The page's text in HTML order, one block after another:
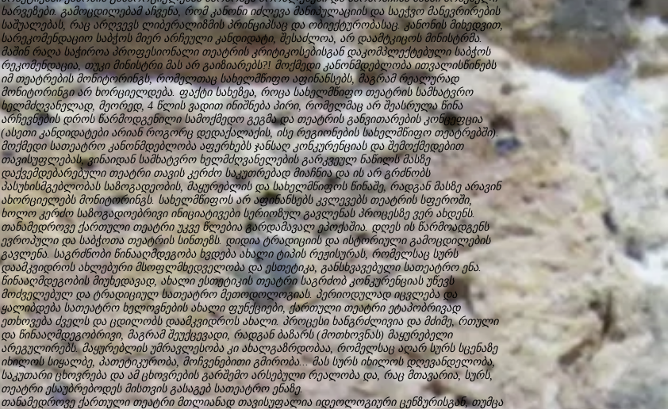
ხარვეზები. გამოცდილებამ აჩვენა, რომ კანონი იძლევა მანიპულაციის და საეჭვო მანევრირების
საშუალებას, რაც არღვევს ლიბერალიზმის პრინციპსაც და ობიექტურობასაც. კანონის მიხედვით,
სარეკომენდაციო საბჭოს მიერ არჩეული კანდიდატი, შესაძლოა, არ დაამტკიცოს მინისტრმა.
მაშინ რაღა საჭიროა პროფესიონალი თეატრის კრიტიკოსებისგან დაკომპლექტებული საბჭოს
რეკომენდაცია, თუკი მინისტრი მას არ გაიზიარებს?! მოქმედი კანონმდებლობა ითვალისწინებს
იმ თეატრების მონიტორინგს, რომელთაც სახელმწიფო აფინანსებს, მაგრამ რეალურად
მონიტორინგი არ ხორციელდება. ფაქტი სახეზეა, როცა სახელმწიფო თეატრის სამხატვრო
ხელმძღვანელად, მეორედ, 4 წლის ვადით ინიშნება პირი, რომელმაც არ შეასრულა წინა
არჩევნების დროს წარმოდგენილი სამოქმედო გეგმა და თეატრის განვითარების კონცეფცია
(ასეთი კანდიდატები არიან როგორც დედაქალაქის, ისე რეგიონების სახელმწიფო თეატრებში).
მოქმედი სათეატრო კანონმდებლობა აფერხებს ჯანსაღ კონკურენციას და შემოქმედებით
თავისუფლებას, ვინაიდან სამხატვრო ხელმძღვანელების გარკვეულ ნაწილს მასზე
დაქვემდებარებული თეატრი თავის კერძო საკუთრებად მიაჩნია და ის არ გრძნობს
პასუხისმგებლობას საზოგადეობის, მაყურებლის და სახელმწიფოს წინაშე, რადგან მასზე არავინ
ახორციელებს მონიტორინგს. სახელმწიფოს არ აფინანსებს კვლევებს თეატრის სფეროში,
ხოლო კერძო საზოგადოებრივი ინიციატივები სერიოზულ გავლენას პროცესზე ვერ ახდენს.
თანამედროვე ქართული თეატრი უკვე წლებია გარდამავალ ეპოქაშია. დღეს ის წარმოადგენს
ევროპული და საბჭოთა თეატრის სინთეზს. დიდია ტრადიციის და ისტორიული გამოცდილების
გავლენა. საგრძნობი წინააღმდეგობა ხვდება ახალი ტიპის რეჟისურას, რომელსაც სურს
დაამკვიდროს ახლებური მსოფლმხედველობა და ესთეტიკა, განსხვავებული სათეატრო ენა.
წინააღმდეგობის მიუხედავად, ახალი ესთეტიკის თეატრი საგრძობ კონკურენციას უწევს
მოძველებულ და ტრადიციულ სათეატრო მეთოდოლოგიას. პერიოდულად იცვლება და
ყალიბდება სათეატრო ხელოვნების ახალი ფუნქციები, ქართული თეატრი ეტაპობრივად
ეთხოვება ძველს და ცდილობს დაამკვიდროს ახალი. პროცესი ხანგრძლივია და მძიმე, რთული
და წინააღმდეგობრივი, მაგრამ შეუქცევადი, რადგან ბაზარს (მოთხოვნას) მაყურებელი
არეგულირებს. მაყურებლის უმრავლესობა კი ახალგაზრდობაა, რომელსაც აღარ სურს სცენაზე
იხილოს სიყალბე, პათეტიკურობა, მოჩვენებითი გმირობა... მას სურს იხილოს დღევანდელობა,
საკუთარი ცხოვრება და ამ ცხოვრების გარშემო არსებული რეალობა და, რაც მთავარია, სურს,
თეატრი ესაუბრებოდეს მისთვის გასაგებ სათეატრო ენაზე.
თანამედროვე ქართული თეატრი მთლიანად თავისუფალია იდეოლოგიური ცენზურისგან, თუმცა